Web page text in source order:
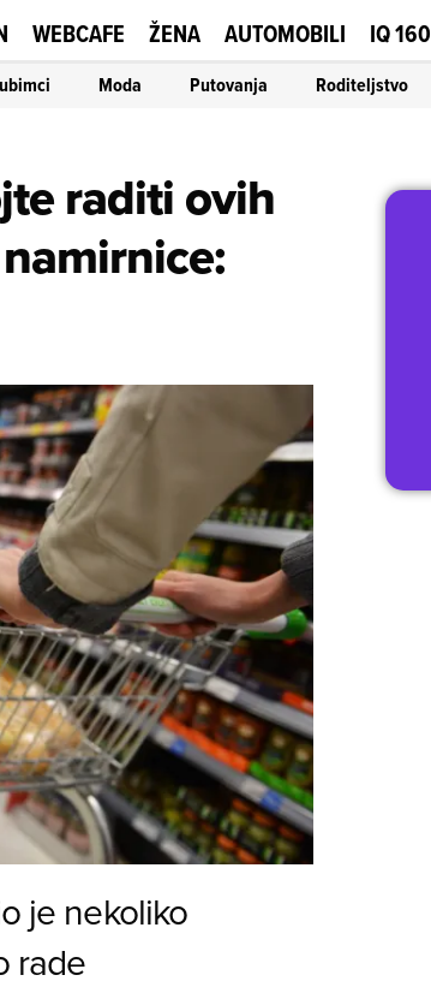
WEBCAFE ŽENA AUTOMOBILI IQ 160
Moda Putovanja Roditeljstvo
raditi ovih
je nekoliko
rade